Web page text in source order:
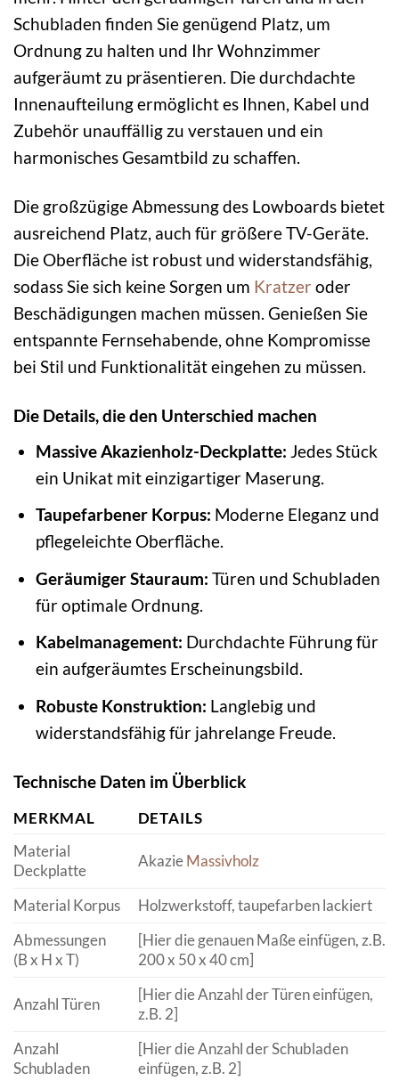
Schubladen finden Sie genügend Platz, um
Ordnung zu halten und Ihr Wohnzimmer
aufgeräumt zu präsentieren. Die durchdachte
Innenaufteilung ermöglicht es Ihnen, Kabel und
Zubehör unauffällig zu verstauen und ein
harmonisches Gesamtbild zu schaffen.
Die großzügige Abmessung des Lowboards bietet
ausreichend Platz, auch für größere TV-Geräte.
Die Oberfläche ist robust und widerstandsfähig,
sodass Sie sich keine Sorgen um Kratzer oder
Beschädigungen machen müssen. Genießen Sie
entspannte Fernsehabende, ohne Kompromisse
bei Stil und Funktionalität eingehen zu müssen.
Die Details, die den Unterschied machen
Massive Akazienholz-Deckplatte: Jedes Stück
ein Unikat mit einzigartiger Maserung.
Taupefarbener Korpus: Moderne Eleganz und
pflegeleichte Oberfläche.
Geräumiger Stauraum: Türen und Schubladen
für optimale Ordnung.
Kabelmanagement: Durchdachte Führung für
ein aufgeräumtes Erscheinungsbild.
Robuste Konstruktion: Langlebig und
widerstandsfähig für jahrelange Freude.
Technische Daten im Überblick
MERKMAL
DETAILS
Material
Deckplatte
AkazieMassivholz
Material Korpus
Holzwerkstoff, taupefarben lackiert
Abmessungen
(B x H x T)
[Hier die genauen Maße einfügen, z.B.
200 x 50 x 40 cm]
Anzahl Türen
[Hier die Anzahl der Türen einfügen,
z.B. 2]
Anzahl
Schubladen
[Hier die Anzahl der Schubladen
einfügen, z.B. 2]